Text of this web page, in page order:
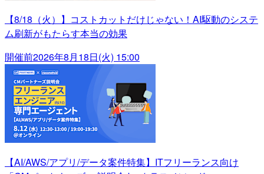
【8/18（火）】コストカットだけじゃない！AI駆動のシステ
ム刷新がもたらす本当の効果
開催前2026年8月18日(火) 15:00
【AI/AWS/アプリ/データ案件特集】ITフリーランス向け